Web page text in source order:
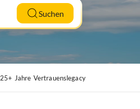
Suchen
25+ Jahre Vertrauenslegacy